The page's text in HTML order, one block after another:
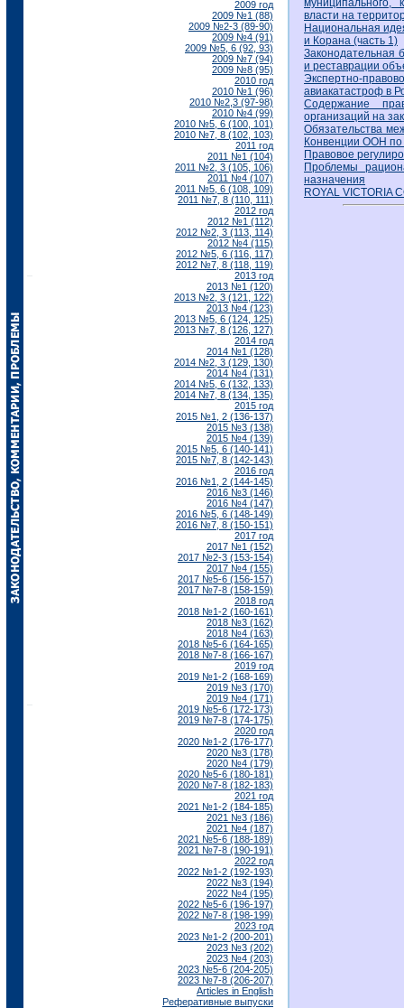
2009 год
2009 №1 (88)
2009 №2-3 (89-90)
2009 №4 (91)
2009 №5, 6 (92, 93)
2009 №7 (94)
2009 №8 (95)
2010 год
2010 №1 (96)
2010 №2,3 (97-98)
2010 №4 (99)
2010 №5, 6 (100, 101)
2010 №7, 8 (102, 103)
2011 год
2011 №1 (104)
2011 №2, 3 (105, 106)
2011 №4 (107)
2011 №5, 6 (108, 109)
2011 №7, 8 (110, 111)
2012 год
2012 №1 (112)
2012 №2, 3 (113, 114)
2012 №4 (115)
2012 №5, 6 (116, 117)
2012 №7, 8 (118, 119)
2013 год
2013 №1 (120)
2013 №2, 3 (121, 122)
2013 №4 (123)
2013 №5, 6 (124, 125)
2013 №7, 8 (126, 127)
2014 год
2014 №1 (128)
2014 №2, 3 (129, 130)
2014 №4 (131)
2014 №5, 6 (132, 133)
2014 №7, 8 (134, 135)
2015 год
2015 №1, 2 (136-137)
2015 №3 (138)
2015 №4 (139)
2015 №5, 6 (140-141)
2015 №7, 8 (142-143)
2016 год
2016 №1, 2 (144-145)
2016 №3 (146)
2016 №4 (147)
2016 №5, 6 (148-149)
2016 №7, 8 (150-151)
2017 год
2017 №1 (152)
2017 №2-3 (153-154)
2017 №4 (155)
2017 №5-6 (156-157)
2017 №7-8 (158-159)
2018 год
2018 №1-2 (160-161)
2018 №3 (162)
2018 №4 (163)
2018 №5-6 (164-165)
2018 №7-8 (166-167)
2019 год
2019 №1-2 (168-169)
2019 №3 (170)
2019 №4 (171)
2019 №5-6 (172-173)
2019 №7-8 (174-175)
2020 год
2020 №1-2 (176-177)
2020 №3 (178)
2020 №4 (179)
2020 №5-6 (180-181)
2020 №7-8 (182-183)
2021 год
2021 №1-2 (184-185)
2021 №3 (186)
2021 №4 (187)
2021 №5-6 (188-189)
2021 №7-8 (190-191)
2022 год
2022 №1-2 (192-193)
2022 №3 (194)
2022 №4 (195)
2022 №5-6 (196-197)
2022 №7-8 (198-199)
2023 год
2023 №1-2 (200-201)
2023 №3 (202)
2023 №4 (203)
2023 №5-6 (204-205)
2023 №7-8 (206-207)
Articles in English
Реферативные выпуски
муниципального,
власти на
Национальная
и Корана (часть 1)
Законодательная
и реставрации
Экспертно-
авиакатастроф в
Содержание
организаций на
Обязательства
Конвенции ООН по
Правовое
Проблемы
назначения
ROYAL VICTORIA